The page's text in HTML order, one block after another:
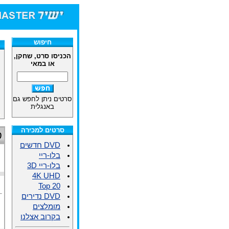
חיפוש
הכניסו סרט, שחקן,
או במאי
סרטים ניתן לחפש גם
באנגלית
סרטים למכירה
DVD חדשים
בלו-ריי
בלו-ריי 3D
4K UHD
Top 20
DVD נדירים
מומלצים
בקרוב אצלנו